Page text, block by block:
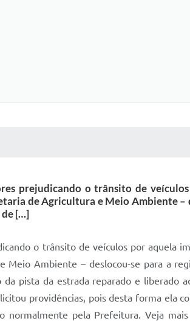
prejudicando o trânsito de
de Agricultura e Meio Ambiente –
de […]
o trânsito de veículos por aquela
Meio Ambiente – deslocou-se para a
pista da estrada reparado e liberado
providências, pois desta forma ela
normalmente pela Prefeitura. Veja